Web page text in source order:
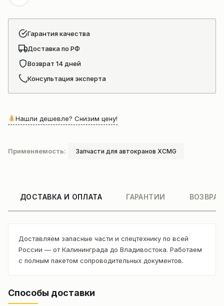
Гарантия качества
Доставка по РФ
Возврат 14 дней
Консультация эксперта
Нашли дешевле? Снизим цену!
Применяемость: Запчасти для автокранов XCMG
ДОСТАВКА И ОПЛАТА ГАРАНТИИ
Доставляем запасные части и спецтехнику по всей
России — от Калининграда до Владивостока. Работаем
с полным пакетом сопроводительных документов.
Способы доставки